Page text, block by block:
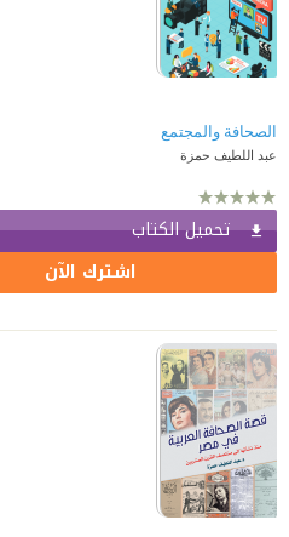
الصحافة والمجتمع
عبد اللطيف حمزة
تحميل الكتاب
اشترك الآن